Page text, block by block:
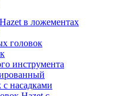
в ложементах
головок
инструмента
насадками